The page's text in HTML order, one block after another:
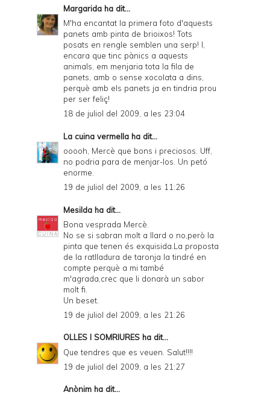
Margarida ha dit...
M'ha encantat la primera foto d'aquests
panets amb pinta de brioixos! Tots
posats en rengle semblen una serp! I,
encara que tinc pànics a aquests
animals, em menjaria tota la fila de
panets, amb o sense xocolata a dins,
perquè amb els panets ja en tindria prou
per ser feliç!
18 de juliol del 2009, a les 23:04
La cuina vermella ha dit...
ooooh, Mercè que bons i preciosos. Uff,
no podria para de menjar-los. Un petó
enorme.
19 de juliol del 2009, a les 11:26
Mesilda ha dit...
Bona vesprada Mercè.
No se si sabran molt a llard o no,però la
pinta que tenen és exquisida.La proposta
de la ratlladura de taronja la tindré en
compte perquè a mi també
m'agrada,crec que li donarà un sabor
molt fi.
Un beset.
19 de juliol del 2009, a les 21:26
OLLES I SOMRIURES ha dit...
Que tendres que es veuen. Salut!!!!
19 de juliol del 2009, a les 21:27
Anònim ha dit...